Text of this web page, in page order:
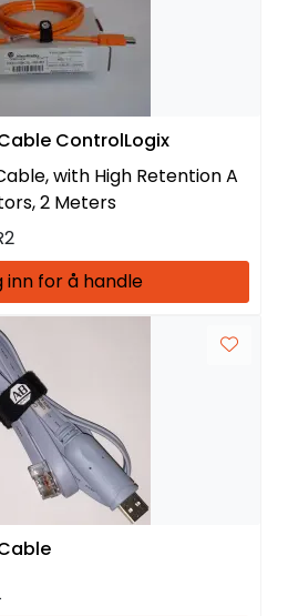
ControlLogix
with High Retention A
2 Meters
inn for å handle